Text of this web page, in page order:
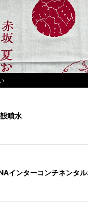
噴水
インターコンチネンタ